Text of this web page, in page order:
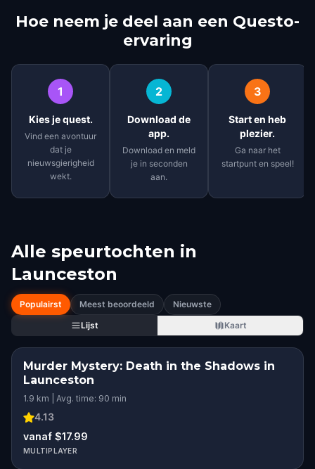
Hoe neem je deel aan een Questo-
ervaring
1
Kies je quest.
Vind een avontuur
dat je
nieuwsgierigheid
wekt.
2
Download de
app.
Download en meld
je in seconden
aan.
3
Start en heb
plezier.
Ga naar het
startpunt en speel!
Alle speurtochten in
Launceston
Populairst Meest beoordeeld
Nieuwste
Lijst
Kaart
Murder Mystery: Death in the Shadows in
Launceston
1.9 km | Avg. time: 90 min
4.13
vanaf $17.99
MULTIPLAYER